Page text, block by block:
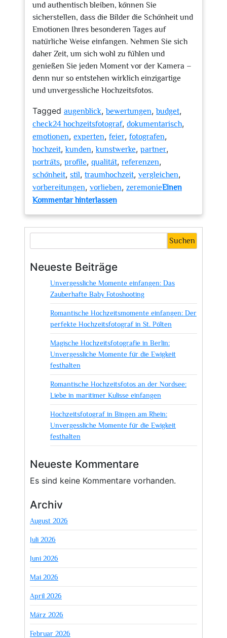
und authentisch bleiben, können Sie
sicherstellen, dass die Bilder die Schönheit und
Emotionen Ihres besonderen Tages auf
natürliche Weise einfangen. Nehmen Sie sich
daher Zeit, um sich wohl zu fühlen und
genießen Sie jeden Moment vor der Kamera –
denn nur so entstehen wirklich einzigartige
und unvergessliche Hochzeitsfotos.
Tagged augenblick,bewertungen,budget,
check24 hochzeitsfotograf, dokumentarisch,
emotionen, experten, feier, fotografen,
hochzeit,kunden,kunstwerke, partner,
porträts, profile, qualität, referenzen,
schönheit, stil, traumhochzeit, vergleichen,
vorbereitungen, vorlieben, zeremonieEinen
Kommentar hinterlassenzu
den
perfekten
mit
Check24
Suchen
Neueste Beiträge
Unvergessliche Momente einfangen: Das
Zauberhafte Baby Fotoshooting
Romantische Hochzeitsmomente einfangen: Der
perfekte Hochzeitsfotograf in St. Pölten
Magische Hochzeitsfotografie in Berlin:
Unvergessliche Momente für die Ewigkeit
festhalten
Romantische Hochzeitsfotos an der Nordsee:
Liebe in maritimer Kulisse einfangen
Hochzeitsfotograf in Bingen am Rhein:
Unvergessliche Momente für die Ewigkeit
festhalten
Neueste Kommentare
Es sind keine Kommentare vorhanden.
Archiv
August 2026
Juli 2026
Juni 2026
Mai 2026
April 2026
März 2026
Februar 2026